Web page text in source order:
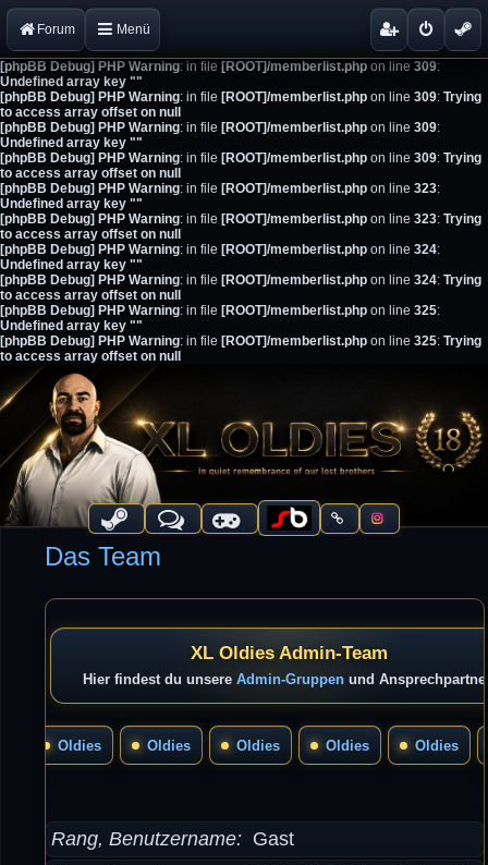
[phpBB Debug] PHP Warning: in file [ROOT]/memberlist.php on line 309:
Undefined array key ""
[phpBB Debug] PHP Warning: in file [ROOT]/memberlist.php on line 309: Trying
to access array offset on null
[phpBB Debug] PHP Warning: in file [ROOT]/memberlist.php on line 309:
Undefined array key ""
[phpBB Debug] PHP Warning: in file [ROOT]/memberlist.php on line 309: Trying
to access array offset on null
[phpBB Debug] PHP Warning: in file [ROOT]/memberlist.php on line 323:
Undefined array key ""
[phpBB Debug] PHP Warning: in file [ROOT]/memberlist.php on line 323: Trying
to access array offset on null
[phpBB Debug] PHP Warning: in file [ROOT]/memberlist.php on line 324:
Undefined array key ""
[phpBB Debug] PHP Warning: in file [ROOT]/memberlist.php on line 324: Trying
to access array offset on null
[phpBB Debug] PHP Warning: in file [ROOT]/memberlist.php on line 325:
Undefined array key ""
[phpBB Debug] PHP Warning: in file [ROOT]/memberlist.php on line 325: Trying
to access array offset on null
Forum Menü
Das Team
XL Oldies Admin-Team
Hier findest du unsereAdmin-Gruppen und
Oldies Oldies Oldies Oldies Oldies
Rang, Benutzername
Gast